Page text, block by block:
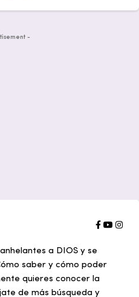
-
a DIOS y se
saber y cómo poder
quieres conocer la
de más búsqueda y